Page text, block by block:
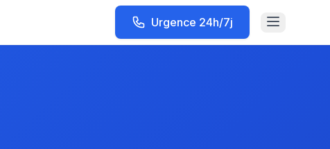
Urgence 24h/7j